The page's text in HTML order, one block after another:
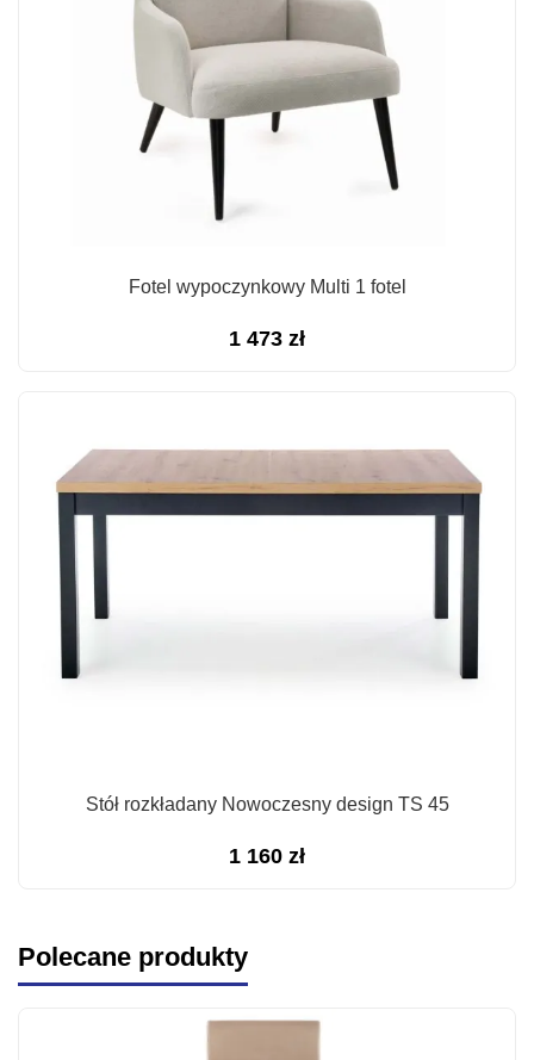
Fotel wypoczynkowy Multi 1 fotel
1 473 zł
Stół rozkładany Nowoczesny design TS 45
1 160 zł
Polecane produkty